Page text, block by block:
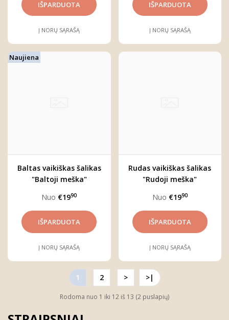
Į NORŲ SĄRAŠĄ Į NORŲ SĄRAŠĄ
Naujiena
Baltas vaikiškas šalikas
"Baltoji meška"
Nuo €1990
Į NORŲ SĄRAŠĄ
Rudas vaikiškas šalikas
"Rudoji meška"
Nuo €1990
Į NORŲ SĄRAŠĄ
1 2 > >|
Rodoma nuo 1 iki 12 iš 13 (2 puslapių)